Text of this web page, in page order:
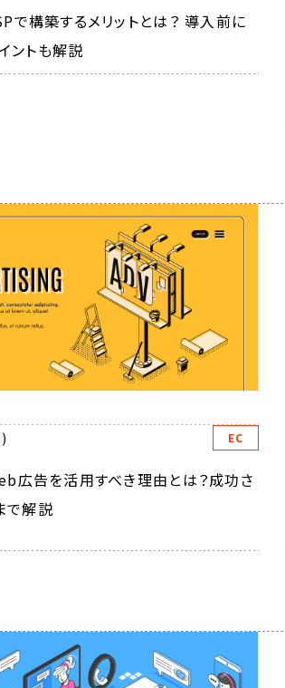
で構築するメリットとは？ 導入前に
ントも解説
EC
広告を活用すべき理由とは？成功さ
で解説